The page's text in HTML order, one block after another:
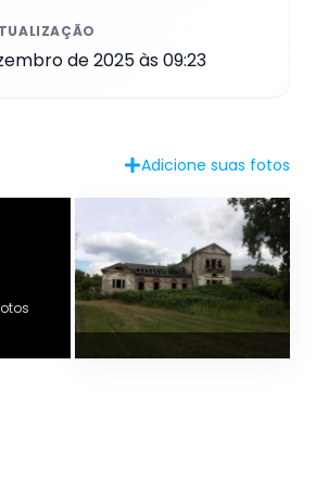
de 2025 às 09:23
Adicione suas fotos